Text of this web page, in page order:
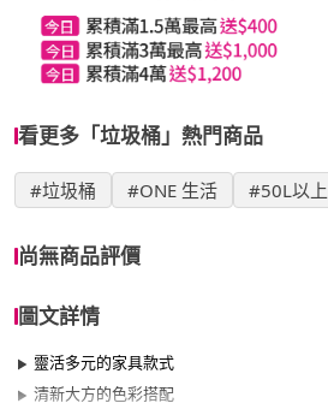
看更多「垃圾桶」熱門商品
#垃圾桶 #ONE 生活 #50L以上
尚無商品評價
圖文詳情
靈活多元的家具款式
清新大方的色彩搭配